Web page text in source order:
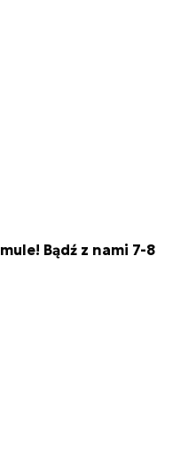
Bądź z nami 7-8